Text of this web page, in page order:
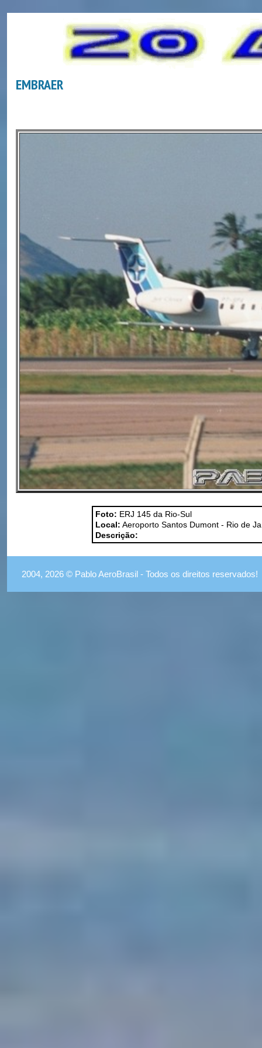
EMBRAER
Foto: ERJ 145 da Rio-Sul
Local: Aeroporto Santos Dumont - Rio de
Descrição:
2004, 2026 © Pablo AeroBrasil - Todos os direitos reservados!